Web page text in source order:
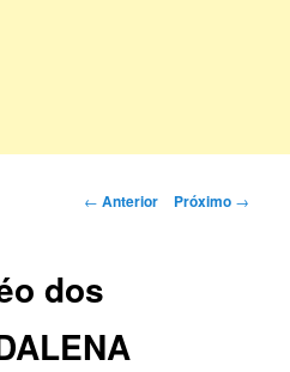
Navegação
← Anterior Próximo →
dos